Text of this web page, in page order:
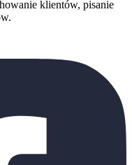
klientów, pisanie